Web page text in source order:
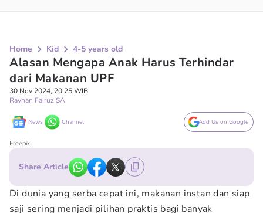
Home Kid 4-5 years old
Alasan Mengapa Anak Harus Terhindar
dari Makanan UPF
30 Nov 2024, 20:25 WIB
Rayhan Fairuz SA
News Channel Add Us on Google
Freepik
Share Article
Di dunia yang serba cepat ini, makanan instan dan siap
saji sering menjadi pilihan praktis bagi banyak